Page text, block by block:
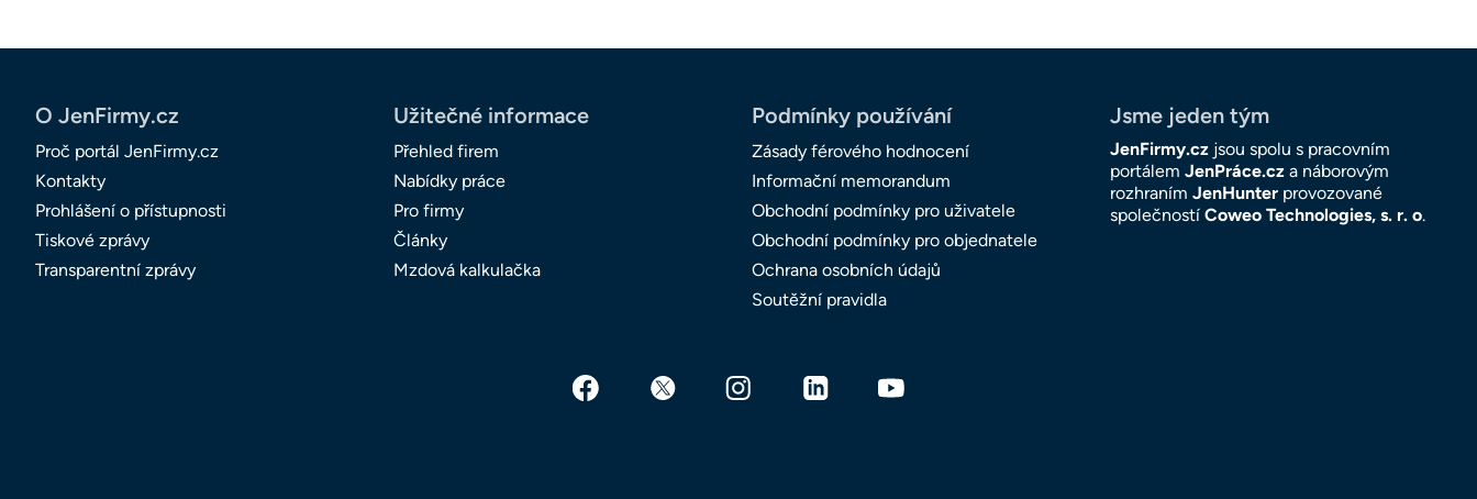
O JenFirmy.cz
Proč portál JenFirmy.cz
Kontakty
Prohlášení o přístupnosti
Tiskové zprávy
Transparentní zprávy
Užitečné informace
Přehled firem
Nabídky práce
Pro firmy
Články
Mzdová kalkulačka
Podmínky používání
Zásady férového hodnocení
Informační memorandum
Obchodní podmínky pro uživatele
Obchodní podmínky pro objednatele
Ochrana osobních údajů
Soutěžní pravidla
Jsme jeden tým
JenFirmy.cz jsou spolu s pracovním
portálem JenPráce.cz a náborovým
rozhraním JenHunter provozované
společností Coweo Technologies, s. r. o.